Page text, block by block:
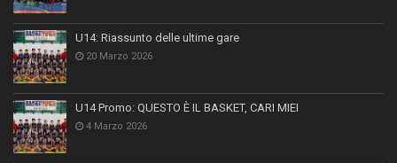
U14: Riassunto delle ultime gare
20 Marzo 2026
U14 Promo: QUESTO È IL BASKET, CARI MIEI
4 Marzo 2026